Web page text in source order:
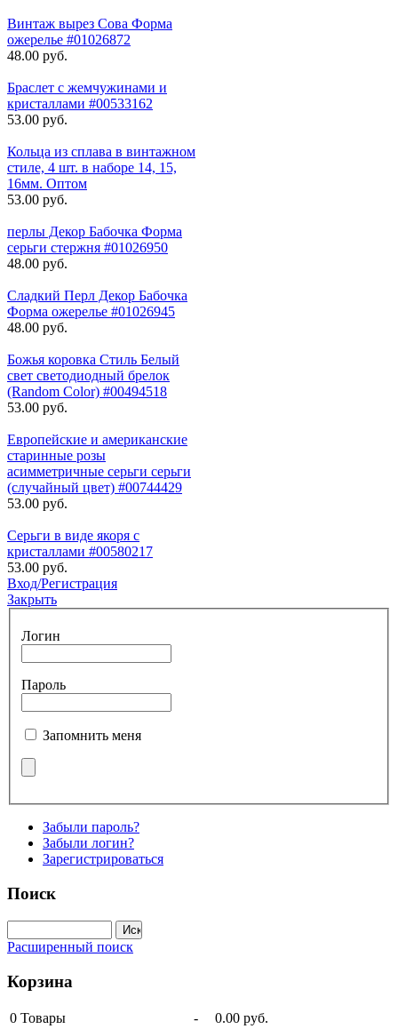
Винтаж вырез Сова Форма
ожерелье #01026872
48.00 руб.
Браслет с жемчужинами и
кристаллами #00533162
53.00 руб.
Кольца из сплава в винтажном
стиле, 4 шт. в наборе 14, 15,
16мм. Оптом
53.00 руб.
перлы Декор Бабочка Форма
серьги стержня #01026950
48.00 руб.
Сладкий Перл Декор Бабочка
Форма ожерелье #01026945
48.00 руб.
Божья коровка Стиль Белый
свет светодиодный брелок
(Random Color) #00494518
53.00 руб.
Европейские и американские
старинные розы
асимметричные серьги серьги
(случайный цвет) #00744429
53.00 руб.
Серьги в виде якоря с
кристаллами #00580217
53.00 руб.
Вход/Регистрация
Закрыть
Логин
Пароль
Запомнить меня
Забыли пароль?
Забыли логин?
Зарегистрироваться
Поиск
Расширенный поиск
Корзина
0 Товары -
0.00 руб.